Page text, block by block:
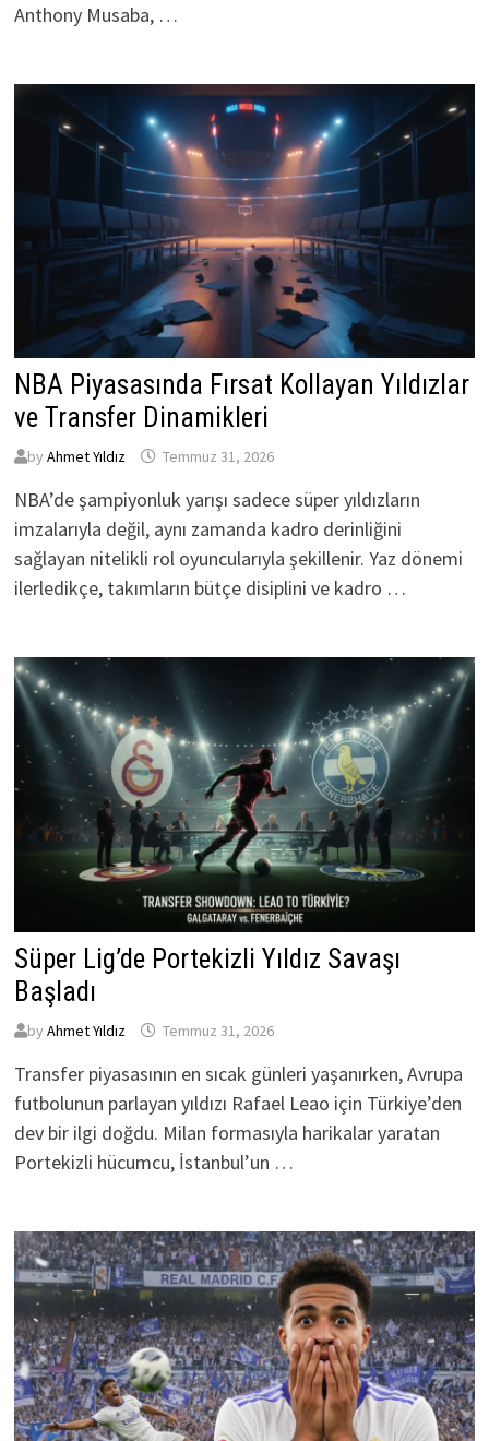
Anthony Musaba, …
NBA Piyasasında Fırsat Kollayan Yıldızlar
ve Transfer Dinamikleri
by Ahmet Yıldız Temmuz 31, 2026
NBA’de şampiyonluk yarışı sadece süper yıldızların
imzalarıyla değil, aynı zamanda kadro derinliğini
sağlayan nitelikli rol oyuncularıyla şekillenir. Yaz dönemi
ilerledikçe, takımların bütçe disiplini ve kadro …
Süper Lig’de Portekizli Yıldız Savaşı
Başladı
by Ahmet Yıldız Temmuz 31, 2026
Transfer piyasasının en sıcak günleri yaşanırken, Avrupa
futbolunun parlayan yıldızı Rafael Leao için Türkiye’den
dev bir ilgi doğdu. Milan formasıyla harikalar yaratan
Portekizli hücumcu, İstanbul’un …